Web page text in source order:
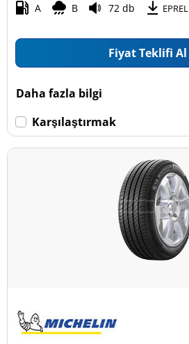
A B 72 db EPREL
Fiyat Teklifi Al
Daha fazla bilgi
Karşılaştırmak